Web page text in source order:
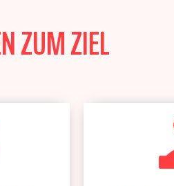
ZUM ZIEL